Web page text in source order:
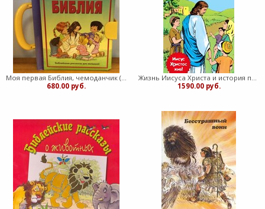
Моя первая Библия, чемоданчик (Твердый)
680.00 руб.
Жизнь Иисуса Христа и история первой церкви (Твердый)
1590.00 руб.